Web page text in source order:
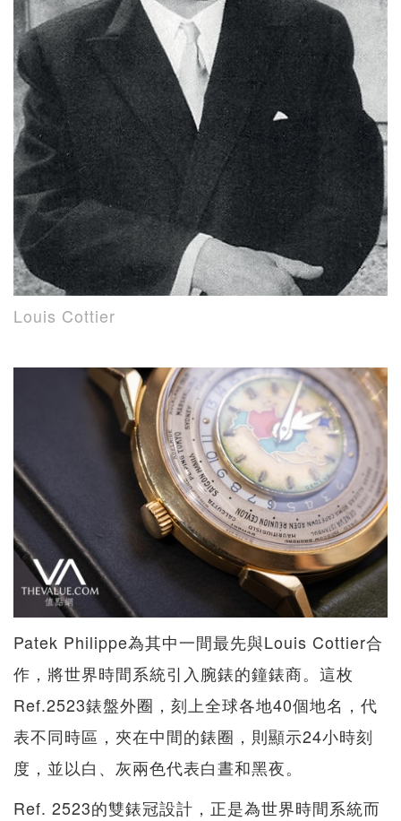
Louis Cottier
Patek Philippe為其中一間最先與Louis Cottier合
作，將世界時間系統引入腕錶的鐘錶商。這枚
Ref.2523錶盤外圈，刻上全球各地40個地名，代
表不同時區，夾在中間的錶圈，則顯示24小時刻
度，並以白、灰兩色代表白晝和黑夜。
Ref. 2523的雙錶冠設計，正是為世界時間系統而